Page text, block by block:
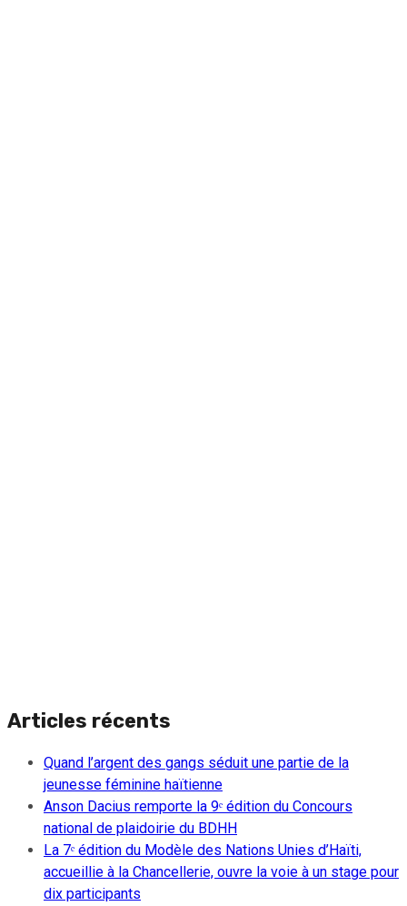
Articles récents
Quand l’argent des gangs séduit une partie de la
jeunesse féminine haïtienne
Anson Dacius remporte la 9ᵉ édition du Concours
national de plaidoirie du BDHH
La 7ᵉ édition du Modèle des Nations Unies d’Haïti,
accueillie à la Chancellerie, ouvre la voie à un stage pour
dix participants